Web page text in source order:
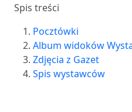
Spis treści
Pocztówki
Album widoków
Zdjęcia z Gazet
Spis wystawców